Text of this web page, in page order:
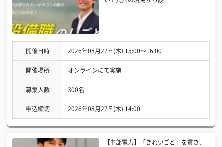
開催日時 2026年08月27日(木) 15:00〜16:00
開催場所 オンラインにて実施
募集人数 300名
申込締切 2026年08月27日(木) 14:00
【中部電力】「きれいごと」を貫き、